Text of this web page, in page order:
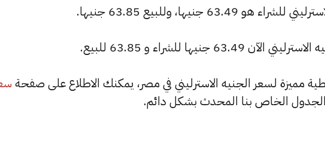
جنيها للشراء و 63.85 للبيع.
الخاص بنا المحدث بشكل دائم.